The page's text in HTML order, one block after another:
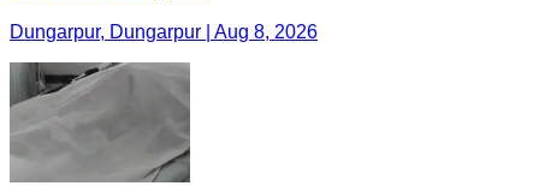
Dungarpur, Dungarpur | Aug 8, 2026